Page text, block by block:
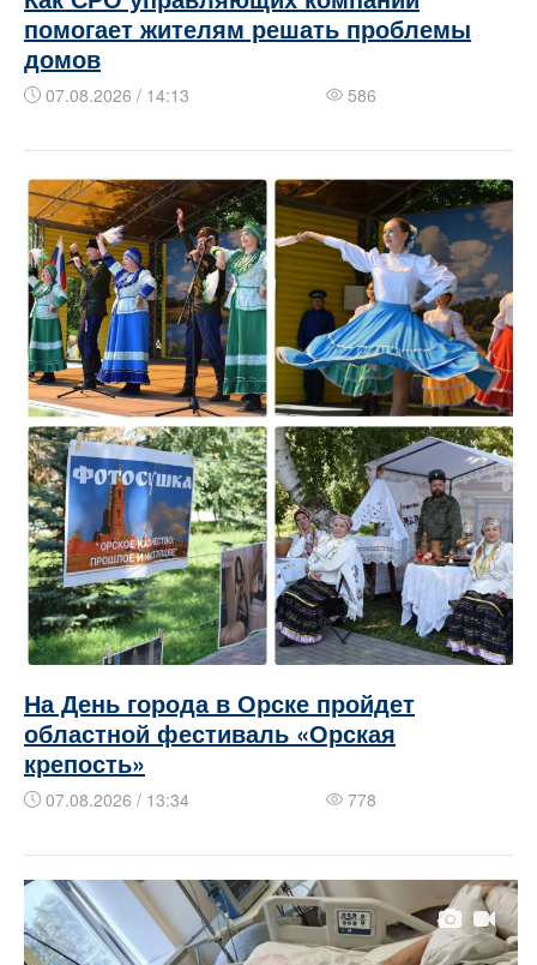
помогает жителям решать проблемы
домов
07.08.2026 / 14:13 586
На День города в Орске пройдет
областной фестиваль «Орская
крепость»
07.08.2026 / 13:34 778